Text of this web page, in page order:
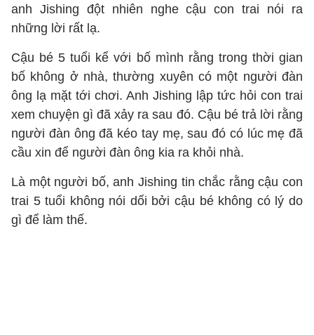
anh Jishing đột nhiên nghe cậu con trai nói ra
những lời rất lạ.
Cậu bé 5 tuổi kể với bố mình rằng trong thời gian
bố không ở nhà, thường xuyên có một người đàn
ông lạ mặt tới chơi. Anh Jishing lập tức hỏi con trai
xem chuyện gì đã xảy ra sau đó. Cậu bé trả lời rằng
người đàn ông đã kéo tay mẹ, sau đó có lúc mẹ đã
cầu xin để người đàn ông kia ra khỏi nhà.
Là một người bố, anh Jishing tin chắc rằng cậu con
trai 5 tuổi không nói dối bởi cậu bé không có lý do
gì để làm thế.